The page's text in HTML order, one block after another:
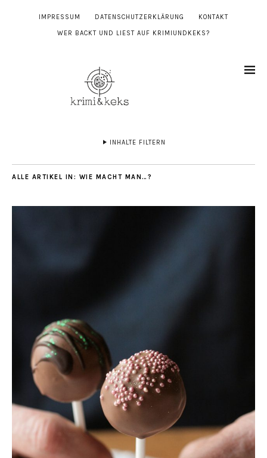
IMPRESSUM DATENSCHUTZERKLÄRUNG KONTAKT
WER BACKT UND LIEST AUF KRIMIUNDKEKS?
INHALTE FILTERN
ALLE ARTIKEL IN: WIE MACHT MAN…?